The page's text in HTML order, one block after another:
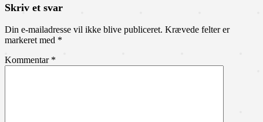
Skriv et svar
Din e-mailadresse vil ikke blive publiceret. Krævede felter er
markeret med *
Kommentar *